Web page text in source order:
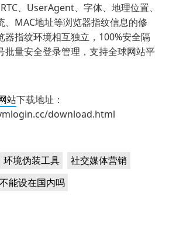
、UserAgent、字体、地理位置、
、MAC地址等浏览器指纹信息的修
器指纹环境相互独立，100%安全隔
批量安全登录管理，支持全球网站平
站下载地址：
download.html
，
环境伪装工具 ，
社交媒体营销
能设在国内吗